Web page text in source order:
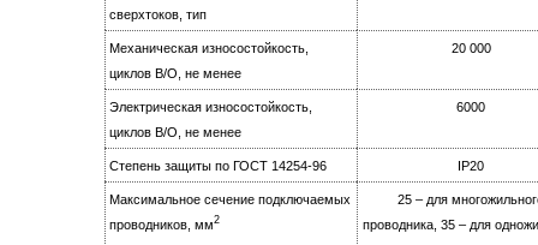
сверхтоков, тип
Механическая износостойкость,
циклов B/О, не менее
20 000
Электрическая изноcoстойкость,
циклов B/О, не менее
6000
Степень защиты по ГОСТ 14254-96 IР20
Максимальное сечение подключаемых
проводников, мм2
25 – для
проводника, 35 – для